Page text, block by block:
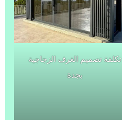
تكلفة تصميم الغرف الزجاجية
بجدة